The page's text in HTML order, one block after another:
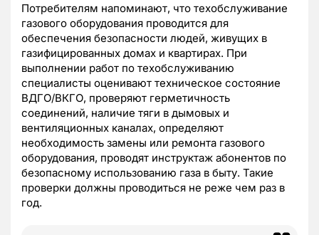
Потребителям напоминают, что техобслуживание
газового оборудования проводится для
обеспечения безопасности людей, живущих в
газифицированных домах и квартирах. При
выполнении работ по техобслуживанию
специалисты оценивают техническое состояние
ВДГО/ВКГО, проверяют герметичность
соединений, наличие тяги в дымовых и
вентиляционных каналах, определяют
необходимость замены или ремонта газового
оборудования, проводят инструктаж абонентов по
безопасному использованию газа в быту. Такие
проверки должны проводиться не реже чем раз в
год.